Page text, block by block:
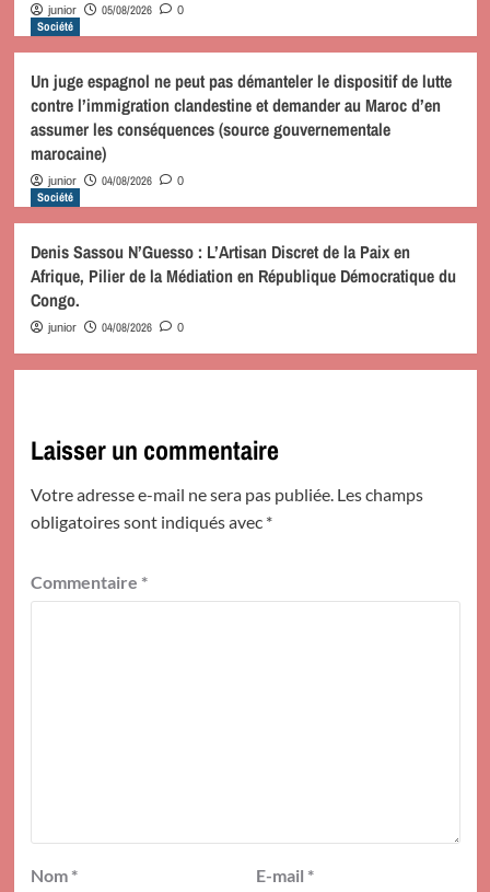
junior 05/08/2026 0
Société
Un juge espagnol ne peut pas démanteler le dispositif de lutte
contre l’immigration clandestine et demander au Maroc d’en
assumer les conséquences (source gouvernementale
marocaine)
junior 04/08/2026 0
Société
Denis Sassou N’Guesso : L’Artisan Discret de la Paix en
Afrique, Pilier de la Médiation en République Démocratique du
Congo.
junior 04/08/2026 0
Laisser un commentaire
Votre adresse e-mail ne sera pas publiée. Les champs
obligatoires sont indiqués avec *
Commentaire *
Nom * E-mail *